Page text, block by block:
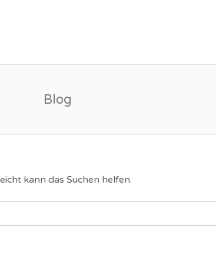
Blog
kann das Suchen helfen.